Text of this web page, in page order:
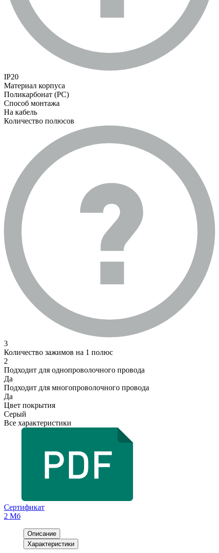
IP20
Материал корпуса
Поликарбонат (PC)
Способ монтажа
На кабель
Количество полюсов
3
Количество зажимов на 1 полюс
2
Подходит для однопроволочного провода
Да
Подходит для многопроволочного провода
Да
Цвет покрытия
Серый
Все характеристики
Сертификат
2 Мб
Описание
Характеристики